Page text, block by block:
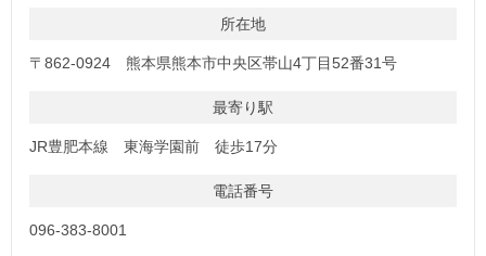
所在地
〒862-0924 熊本県熊本市中央区帯山4丁目52番31号
最寄り駅
JR豊肥本線 東海学園前 徒歩17分
電話番号
096-383-8001